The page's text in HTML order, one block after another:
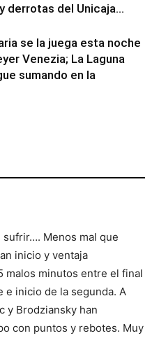
derrotas del Unicaja...
se la juega esta noche
Venezia; La Laguna
sumando en la
sufrir…. Menos mal que
inicio y ventaja
malos minutos entre el final
e inicio de la segunda. A
y Brodziansky han
con puntos y rebotes. Muy